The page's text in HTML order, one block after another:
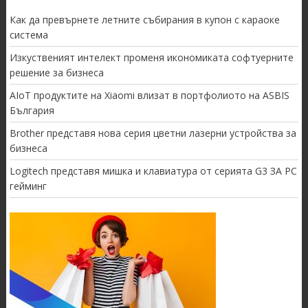
Как да превърнете летните събирания в купон с караоке
система
Изкуственият интелект променя икономиката софтуерните
решение за бизнеса
AIoT продуктите на Xiaomi влизат в портфолиото на ASBIS
България
Brother представя нова серия цветни лазерни устройства за
бизнеса
Logitech представя мишка и клавиатура от серията G3 ЗА PC
гейминг